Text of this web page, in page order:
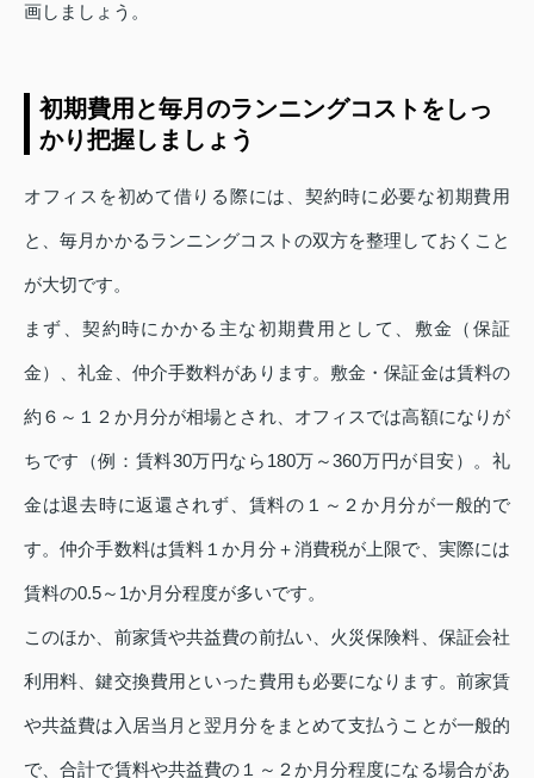
画しましょう。
初期費用と毎月のランニングコストをしっ
かり把握しましょう
オフィスを初めて借りる際には、契約時に必要な初期費用
と、毎月かかるランニングコストの双方を整理しておくこと
が大切です。
まず、契約時にかかる主な初期費用として、敷金（保証
金）、礼金、仲介手数料があります。敷金・保証金は賃料の
約６～１２か月分が相場とされ、オフィスでは高額になりが
ちです（例：賃料30万円なら180万～360万円が目安）。礼
金は退去時に返還されず、賃料の１～２か月分が一般的で
す。仲介手数料は賃料１か月分＋消費税が上限で、実際には
賃料の0.5～1か月分程度が多いです。
このほか、前家賃や共益費の前払い、火災保険料、保証会社
利用料、鍵交換費用といった費用も必要になります。前家賃
や共益費は入居当月と翌月分をまとめて支払うことが一般的
で、合計で賃料や共益費の１～２か月分程度になる場合があ